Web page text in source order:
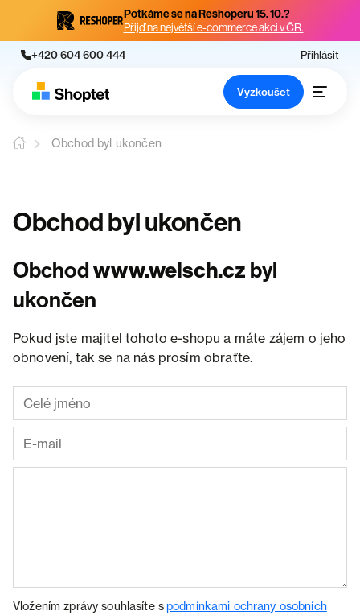
Potkáme se na Reshoperu 15. 10.?
Přijď na největší e-commerce akci v ČR.
+420 604 600 444 Přihlásit
Vyzkoušet
Obchod byl ukončen
Obchod byl ukončen
Obchodwww.welsch.cz byl
ukončen
Pokud jste majitel tohoto e-shopu a máte zájem o jeho
obnovení, tak se na nás prosím obraťte.
Vložením zprávy souhlasíte spodmínkami ochrany osobních